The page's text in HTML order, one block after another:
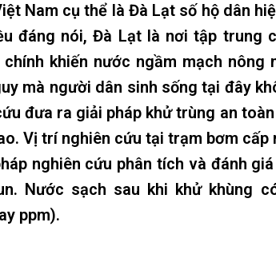
Nam cụ thể là Đà Lạt số hộ dân
đáng nói, Đà Lạt là nơi tập trung
khiến nước ngầm mạch nông
mà người dân sinh sống tại đây
đưa ra giải pháp khử trùng an
Vị trí nghiên cứu tại trạm bơm cấp
nghiên cứu phân tích và đánh
Nước sạch sau khi khử khùng
ppm).